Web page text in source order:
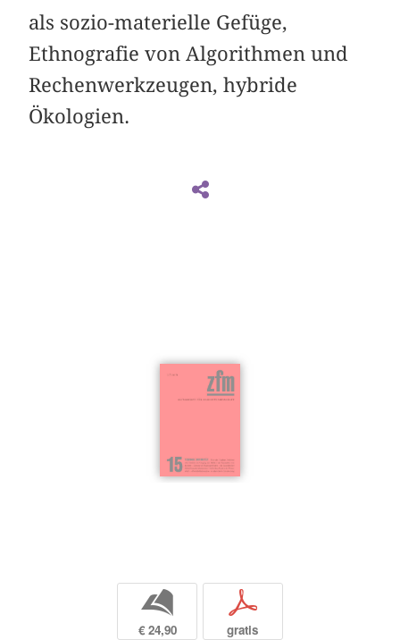
als sozio-materielle Gefüge,
Ethnografie von Algorithmen und
Rechenwerkzeugen, hybride
Ökologien.
b
€ 24,90
p
gratis